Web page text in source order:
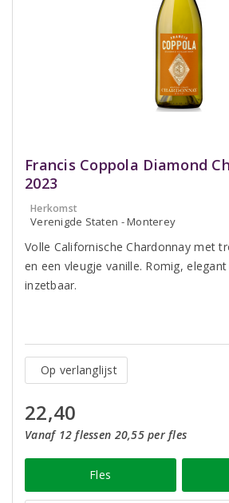
Francis Coppola Diamond
2023
Herkomst
Verenigde Staten - Monterey
Volle Californische Chardonnay met
en een vleugje vanille. Romig,
inzetbaar.
Op verlanglijst
22,40
Vanaf 12 flessen 20,55 per fles
Fles